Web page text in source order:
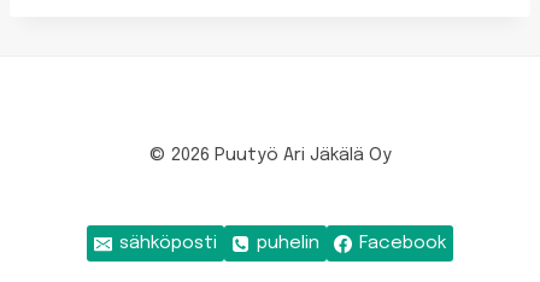
© 2026 Puutyö Ari Jäkälä Oy
sähköposti puhelin Facebook